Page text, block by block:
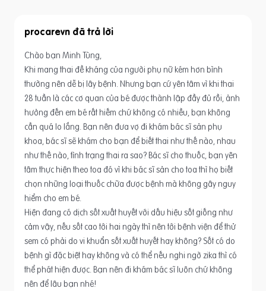
procarevn
Chào bạn Minh Tùng,
Khi mang thai đề kháng của người phụ nữ kém hơn bình
thường nên dễ bị lây bệnh. Nhưng bạn cứ yên tâm vì khi thai
28 tuần là các cơ quan của bé được thành lập đầy đủ rồi, ảnh
hưởng đến em bé rất hiếm chứ không có nhiều, bạn không
cần quá lo lắng. Bạn nên đưa vợ đi khám bác sĩ sản phụ
khoa, bác sĩ sẽ khám cho bạn để biết thai như thế nào, nhau
như thế nào, tình trạng thai ra sao? Bác sĩ cho thuốc, bạn yên
tâm thực hiện theo toa đó vì khi bác sĩ sản cho toa thì họ biết
chọn những loại thuốc chữa được bệnh mà không gây nguy
hiểm cho em bé.
Hiện đang có dịch sốt xuất huyết với dấu hiệu sốt giống như
cảm vậy, nếu sốt cao tới hai ngày thì nên tới bệnh viện để thử
sem có phải do vi khuẩn sốt xuất huyết hay không? Sốt có do
bệnh gì đặc biệt hay không và có thể nếu nghi ngờ zika thì có
thể phát hiện được. Bạn nên đi khám bác sĩ luôn chứ không
nên để lâu bạn nhé!